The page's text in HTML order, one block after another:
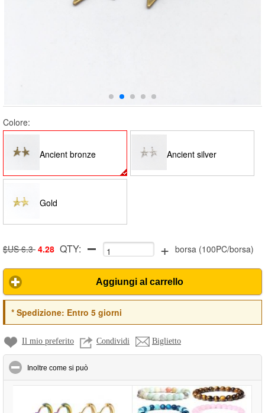
Colore:
Ancient bronze Ancient silver
Gold
$US 6.3 4.28 QTY: + borsa(100PC/borsa)
Aggiungi al carrello
*Spedizione: Entro 5 giorni
Il mio preferito Condividi Biglietto
Inoltre come si può